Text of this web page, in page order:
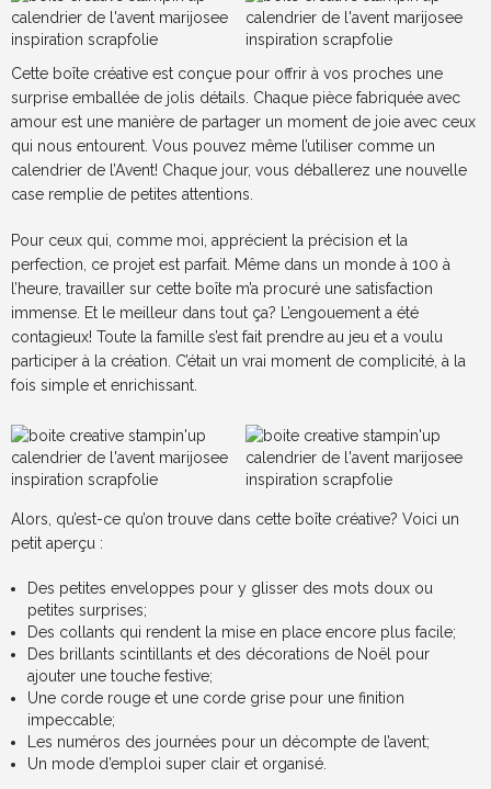
Cette boîte créative est conçue pour offrir à vos proches une
surprise emballée de jolis détails. Chaque pièce fabriquée avec
amour est une manière de partager un moment de joie avec ceux
qui nous entourent. Vous pouvez même l’utiliser comme un
calendrier de l’Avent! Chaque jour, vous déballerez une nouvelle
case remplie de petites attentions.
Pour ceux qui, comme moi, apprécient la précision et la
perfection, ce projet est parfait. Même dans un monde à 100 à
l’heure, travailler sur cette boîte m’a procuré une satisfaction
immense. Et le meilleur dans tout ça? L’engouement a été
contagieux! Toute la famille s’est fait prendre au jeu et a voulu
participer à la création. C’était un vrai moment de complicité, à la
fois simple et enrichissant.
Alors, qu’est-ce qu’on trouve dans cette boîte créative? Voici un
petit aperçu :
Des petites enveloppes pour y glisser des mots doux ou
petites surprises;
Des collants qui rendent la mise en place encore plus facile;
Des brillants scintillants et des décorations de Noël pour
ajouter une touche festive;
Une corde rouge et une corde grise pour une finition
impeccable;
Les numéros des journées pour un décompte de l’avent;
Un mode d’emploi super clair et organisé.